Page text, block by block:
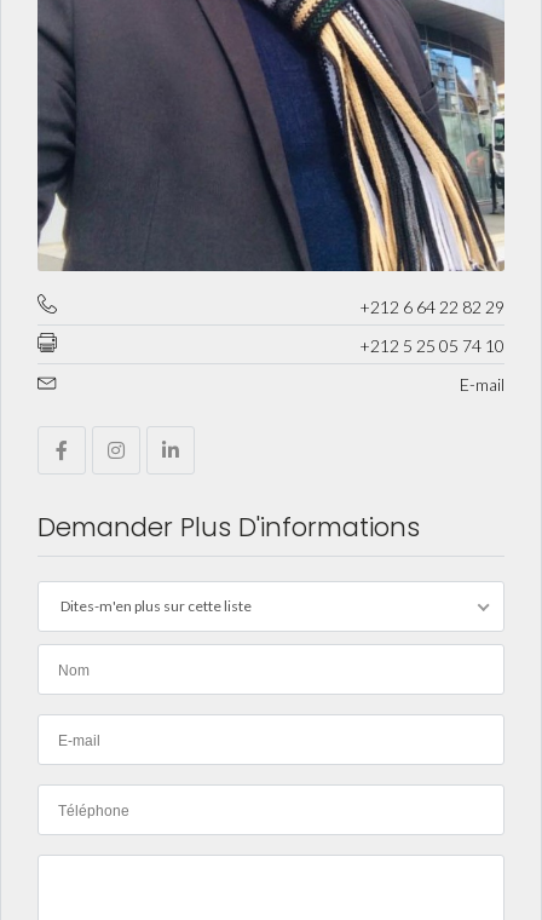
+212 6 64 22 82 29
+212 5 25 05 74 10
E-mail
Demander Plus D'informations
Dites-m'en plus sur cette liste